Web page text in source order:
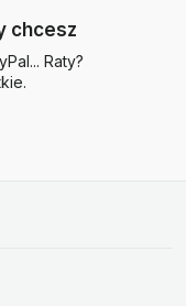
chcesz
Raty?